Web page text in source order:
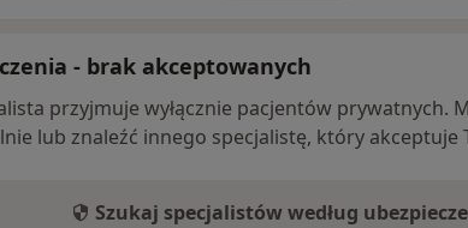
- brak akceptowanych
przyjmuje wyłącznie pacjentów prywatnych.
lub znaleźć innego specjalistę, który akceptuje
Szukaj specjalistów według